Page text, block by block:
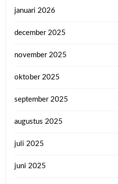
januari 2026
december 2025
november 2025
oktober 2025
september 2025
augustus 2025
juli 2025
juni 2025